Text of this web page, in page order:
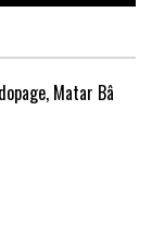
Matar Bâ